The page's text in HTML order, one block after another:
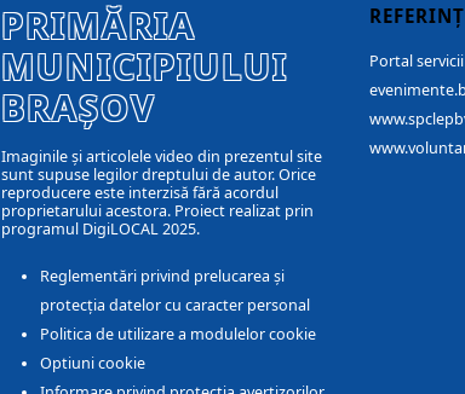
PRIMĂRIA
MUNICIPIULUI
BRAȘOV
Imaginile și articolele video din prezentul site
sunt supuse legilor dreptului de autor. Orice
reproducere este interzisă fără acordul
proprietarului acestora. Proiect realizat prin
programul DigiLOCAL 2025.
Reglementări privind prelucarea și
protecția datelor cu caracter personal
Politica de utilizare a modulelor cookie
Optiuni cookie
Portal